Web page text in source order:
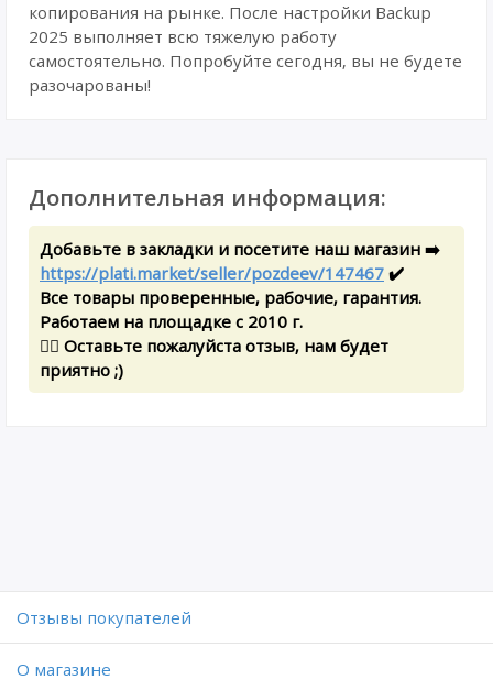
копирования на рынке. После настройки Backup
2025 выполняет всю тяжелую работу
самостоятельно. Попробуйте сегодня, вы не будете
разочарованы!
Дополнительная информация:
Добавьте в закладки и посетите наш магазин ➡️
https://plati.market/seller/pozdeev/147467 ✔️
Все товары проверенные, рабочие, гарантия.
Работаем на площадке с 2010 г.
✍🏻 Оставьте пожалуйста отзыв, нам будет
приятно ;)
Отзывы покупателей
O магазине